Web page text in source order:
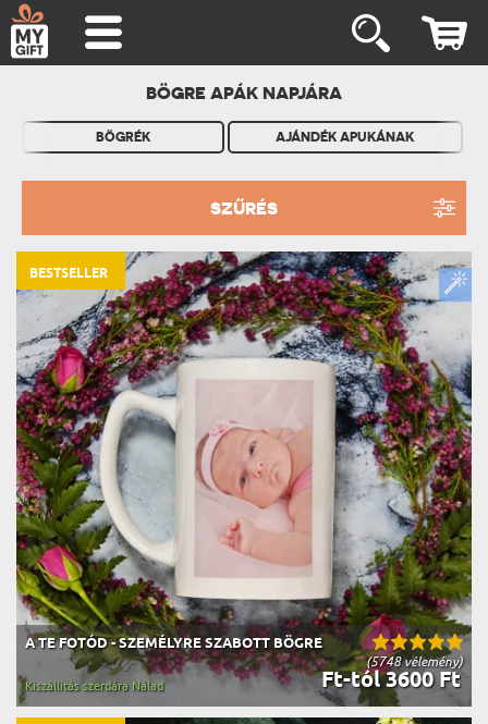
BÖGRE APÁK NAPJÁRA
BÖGRÉK AJÁNDÉK APUKÁNAK
SZŰRÉS
(5748 vélemény)
A TE FOTÓD - SZEMÉLYRE SZABOTT BÖGRE
Ft-tól 3600 Ft
Kiszállítás szerdára Nálad
BESTSELLER